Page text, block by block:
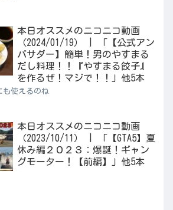
本日オススメのニコニコ動画
（2024/01/19） | 「【公式アン
バサダー】簡単！男のやすまる
だし料理！！『やすまる餃子』
を作るぜ！マジで！！」他5本
も使えるのね
本日オススメのニコニコ動画
（2023/10/11） | 「【GTA5】夏
休み編２０２３：爆誕！ギャン
グモーター！【前編】」他5本